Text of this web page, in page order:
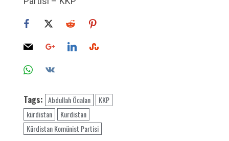
Tags: Abdullah Öcalan
KKP
kürdistan
Kurdistan
Kürdistan Komünist Partisi